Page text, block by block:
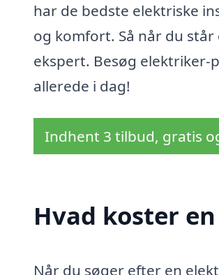
har de bedste elektriske
og komfort. Så når du
ekspert. Besøg
allerede i dag!
Indhent 3 tilbud, gratis
Hvad koster
Når du søger efter en